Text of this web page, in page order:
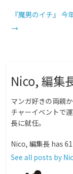
『魔男のイチ』 今
→
Nico, 編集
マンガ好きの両親
チャーイベントで
長に就任。
Nico, 編集長 has
See all posts by